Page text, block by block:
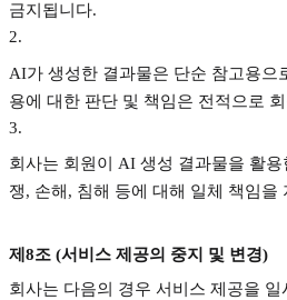
금지됩니다.
2.
AI가 생성한 결과물은 단순 참고용으
용에 대한 판단 및 책임은 전적으로
3.
회사는 회원이 AI 생성 결과물을 활
쟁, 손해, 침해 등에 대해 일체 책임을
제8조 (서비스 제공의 중지 및 변경)
회사는 다음의 경우 서비스 제공을